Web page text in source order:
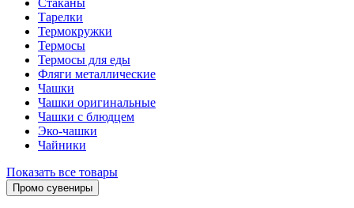
Стаканы
Тарелки
Термокружки
Термосы
Термосы для еды
Фляги металлические
Чашки
Чашки оригинальные
Чашки с блюдцем
Эко-чашки
Чайники
Показать все товары
Промо сувениры